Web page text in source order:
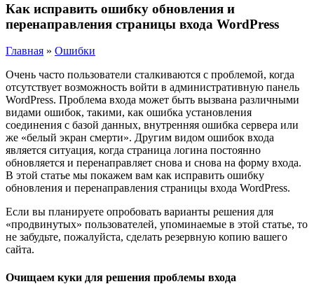
Как исправить ошибку обновления и
перенаправления страницы входа WordPress
Главная » Ошибки
Очень часто пользователи сталкиваются с проблемой, когда
отсутствует возможность войти в административную панель
WordPress. Проблема входа может быть вызвана различными
видами ошибок, такими, как ошибка установления
соединения с базой данных, внутренняя ошибка сервера или
же «белый экран смерти». Другим видом ошибок входа
является ситуация, когда страница логина постоянно
обновляется и перенаправляет снова и снова на форму входа.
В этой статье мы покажем вам как исправить ошибку
обновления и перенаправления страницы входа WordPress.
Если вы планируете опробовать варианты решения для
«продвинутых» пользователей, упоминаемые в этой статье, то
не забудьте, пожалуйста, сделать резервную копию вашего
сайта.
Очищаем куки для решения проблемы входа